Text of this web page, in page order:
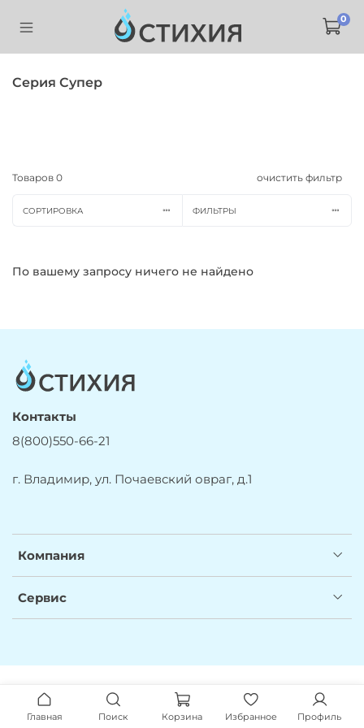
0
Серия Супер
Товаров 0 очистить фильтр
СОРТИРОВКА ФИЛЬТРЫ
По вашему запросу ничего не найдено
Компания
Сервис
Контакты
8(800)550-66-21
г. Владимир, ул. Почаевский овраг, д.1
Главная Поиск Корзина Избранное Профиль